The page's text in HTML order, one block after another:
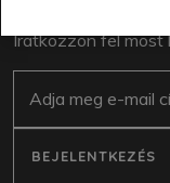
Iratkozzon fel most
BEJELENTKEZÉS